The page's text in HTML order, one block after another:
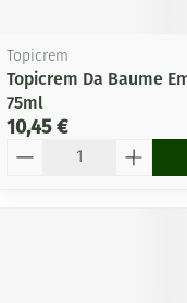
Topicrem
Topicrem Da Baume
75ml
10,45 €